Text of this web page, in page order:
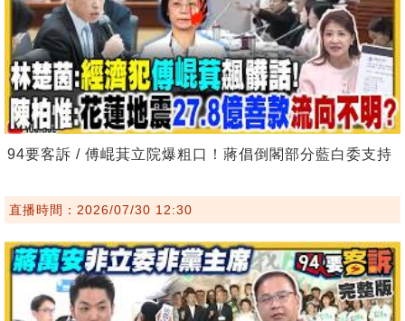
94要客訴 / 傅崐萁立院爆粗口！蔣倡倒閣部分藍白委支持
直播時間：2026/07/30 12:30